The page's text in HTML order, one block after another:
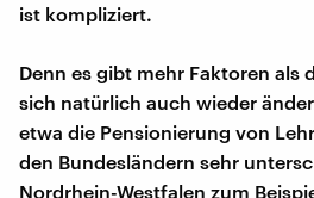
ist kompliziert.
Denn es gibt mehr Faktoren als
sich natürlich auch wieder
etwa die Pensionierung von
den Bundesländern sehr
Nordrhein-Westfalen zum